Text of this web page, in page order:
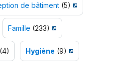
de bâtiment (5)
Famille (233)
(4) Hygiène (9)